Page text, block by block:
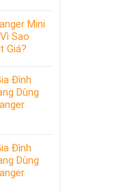
Mini
Sao
Giá?
Đình
Dùng
Đình
Dùng